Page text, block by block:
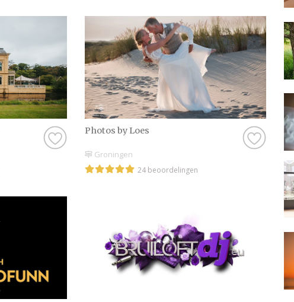
Photos by Loes
Groningen
24 beoordelingen